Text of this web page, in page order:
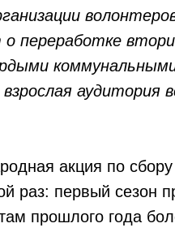
переработке
взрослая
акция по
раз: первый сезон
прошлого года